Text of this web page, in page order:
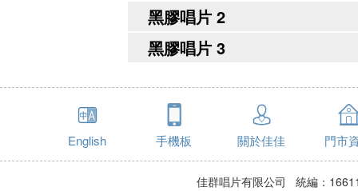
黑膠唱片 2
黑膠唱片 3
English 手機板 關於佳佳 門市
佳群唱片有限公司 統編：